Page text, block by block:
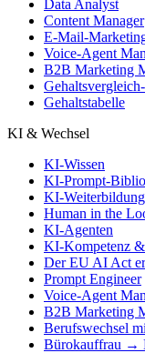
Data Analyst
Content Manager
E-Mail-
Voice-Agent
B2B Marketing
Gehaltstabelle
KI & Wechsel
KI-Wissen
KI-Prompt-
KI-
Human in the
KI-Agenten
KI-Kompetenz
Der EU AI Act
Prompt Engineer
Voice-Agent
B2B Marketing
Berufswechsel
Bürokauffrau →